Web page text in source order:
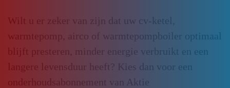
Wilt u er zeker van zijn dat uw cv-ketel,
warmtepomp, airco of warmtepompboiler optimaal
blijft presteren, minder energie verbruikt en een
langere levensduur heeft? Kies dan voor een
onderhoudsabonnement van Aktie